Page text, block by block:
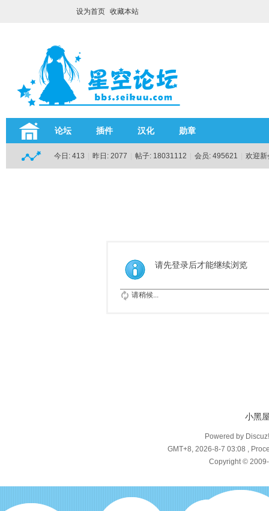
设为首页 收藏本站
论坛 插件 汉化 勋章
今日: 413 昨日: 2077 帖子: 18031112 会员: 495621 欢迎
请先登录后才能继续浏览
请稍候...
小黑
Powered by
GMT+8, 2026-8-7 03:08 ,
Copyright ©